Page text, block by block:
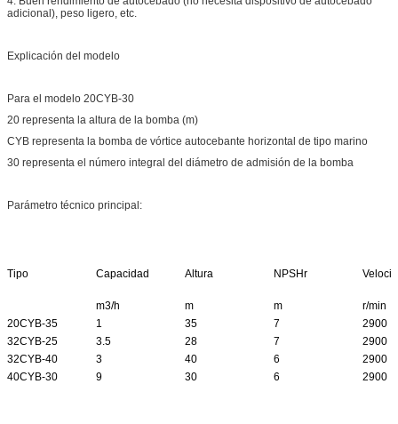
adicional), peso ligero, etc.
Explicación del modelo
Para el modelo 20CYB-30
20 representa la altura de la bomba (m)
CYB representa la bomba de vórtice autocebante horizontal de tipo marino
30 representa el número integral del diámetro de admisión de la bomba
Parámetro técnico principal:
Tipo Capacidad Altura NPSHr
m3/h m m
r/min
20CYB-35
1 35 7
2900
32CYB-25
3.5 28 7
2900
32CYB-40
3 40 6
2900
40CYB-30
9 30 6 2900